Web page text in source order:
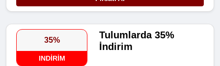
35%
INDIRIM
Tulumlarda 35%
İndirim